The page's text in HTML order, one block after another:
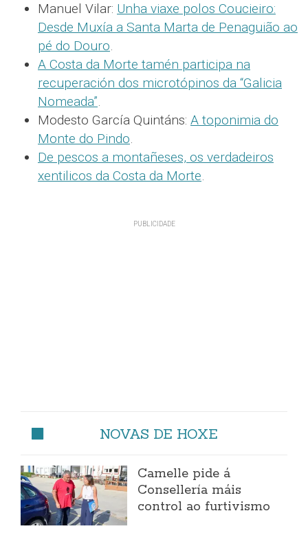
Manuel Vilar: Unha viaxe polos Coucieiro:
Desde Muxía a Santa Marta de Penaguião ao
pé do Douro.
A Costa da Morte tamén participa na
recuperación dos microtópinos da “Galicia
Nomeada”.
Modesto García Quintáns: A toponimia do
Monte do Pindo.
De pescos a montañeses, os verdadeiros
xentilicos da Costa da Morte.
NOVAS DE HOXE
Camelle pide á
Consellería máis
control ao furtivismo